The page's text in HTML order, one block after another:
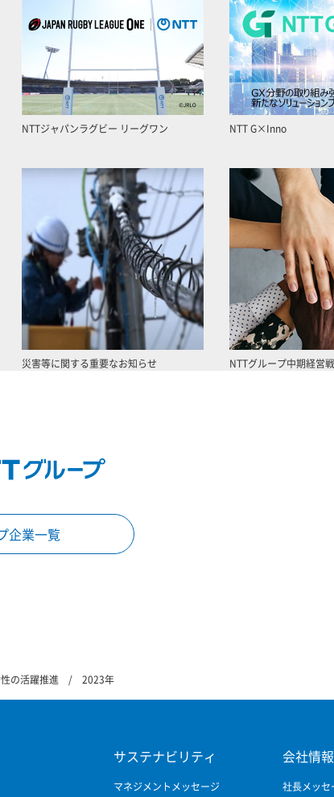
NTTジャパンラグビー リーグワン NTT G×Inno
災害等に関する重要なお知らせ NTTグループ中期経営
企業一覧
の活躍推進 2023年
サステナビリティ
マネジメントメッセージ
会社情報
社長メッセ